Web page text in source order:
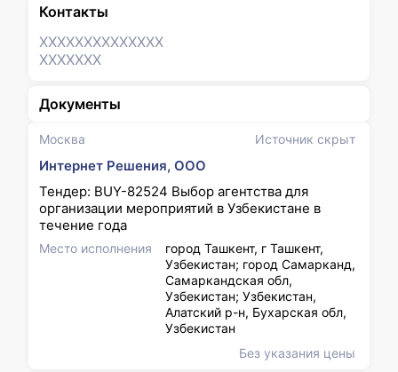
Москва Источник скрыт
Интернет Решения, ООО
Тендер: BUY-82524 Выбор агентства для
организации мероприятий в Узбекистане в
течение года
Место исполнения
город Ташкент, г Ташкент,
Узбекистан; город Самарканд,
Самаркандская обл,
Узбекистан; Узбекистан,
Алатский р-н, Бухарская обл,
Узбекистан
Без указания цены
Контакты
XXXXXXXXXXXXXX
XXXXXXX
Документы